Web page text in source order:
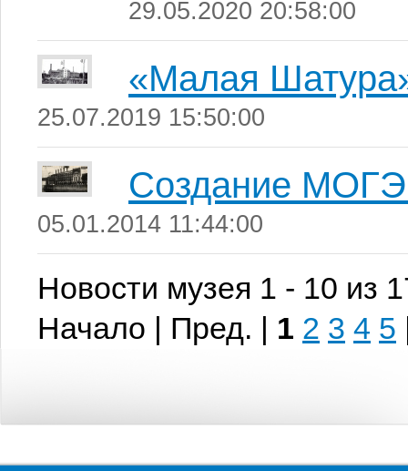
29.05.2020 20:58:00
«Малая
25.07.2019 15:50:00
Создание
05.01.2014 11:44:00
Новости музея 1 - 10 из
Начало | Пред. | 1 2 3 4 5